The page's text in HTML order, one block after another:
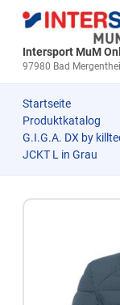
Intersport MuM
97980 Bad
Startseite
Produktkatalog
G.I.G.A. DX by
JCKT L in Grau